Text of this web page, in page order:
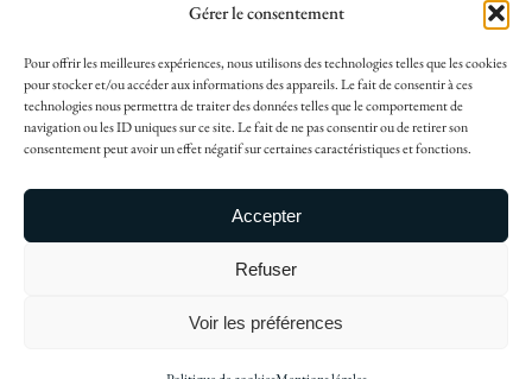
Gérer le consentement
Pour offrir les meilleures expériences, nous utilisons des technologies telles que les cookies
pour stocker et/ou accéder aux informations des appareils. Le fait de consentir à ces
technologies nous permettra de traiter des données telles que le comportement de
navigation ou les ID uniques sur ce site. Le fait de ne pas consentir ou de retirer son
consentement peut avoir un effet négatif sur certaines caractéristiques et fonctions.
Accepter
Refuser
Voir les préférences
124, rue Vieille du Temple